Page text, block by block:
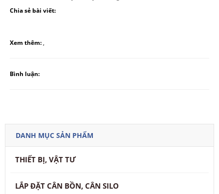
Chia sẻ bài viết:
Xem thêm:,
Bình luận:
DANH MỤC SẢN PHẨM
THIẾT BỊ, VẬT TƯ
LẮP ĐẶT CÂN BỒN, CÂN SILO